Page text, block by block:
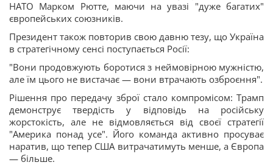
НАТО Марком Рютте, маючи на увазі "дуже багатих"
європейських союзників.
Президент також повторив свою давню тезу, що Україна
в стратегічному сенсі поступається Росії:
"Вони продовжують боротися з неймовірною мужністю,
але їм цього не вистачає — вони втрачають озброєння".
Рішення про передачу зброї стало компромісом: Трамп
демонструє твердість у відповідь на російську
жорстокість, але не відмовляється від своєї стратегії
"Америка понад усе". Його команда активно просуває
наратив, що тепер США витрачатимуть менше, а Європа
— більше.